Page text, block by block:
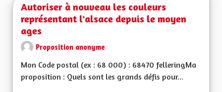
Autoriser à nouveau les couleurs
représentant l'alsace depuis le moyen
ages
Proposition anonyme
Mon Code postal (ex : 68 000) : 68470 felleringMa
proposition : Quels sont les grands défis pour...